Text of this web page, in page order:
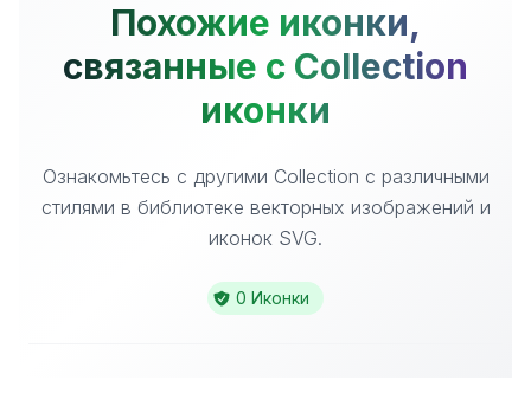
Похожие иконки,
связанные с Collection
иконки
Ознакомьтесь с другими Collection с различными
стилями в библиотеке векторных изображений и
иконок SVG.
0 Иконки